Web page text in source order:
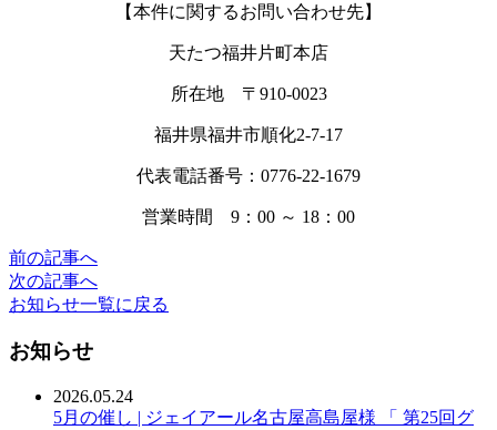
【本件に関するお問い合わせ先】
天たつ福井片町本店
所在地 〒 910-0023
福井県福井市順化2-7-17
代表電話番号： 0776-22-1679
営業時間 9 ： 00 ～ 18 ： 00
前の記事へ
次の記事へ
お知らせ一覧に戻る
お知らせ
2026.05.24
5月の催し | ジェイアール名古屋高島屋様 「 第25回グ